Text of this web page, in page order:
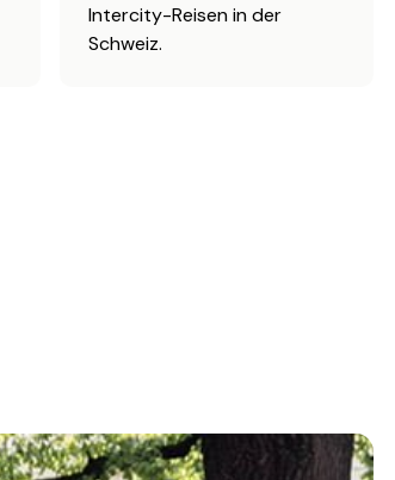
Intercity-Reisen in der
Schweiz.